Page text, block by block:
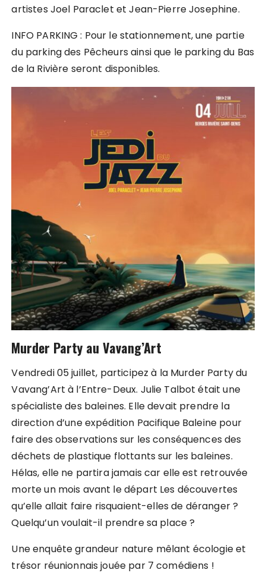
artistes Joel Paraclet et Jean-Pierre Josephine.
INFO PARKING : Pour le stationnement, une partie
du parking des Pêcheurs ainsi que le parking du Bas
de la Rivière seront disponibles.
Murder Party au Vavang’Art
Vendredi 05 juillet, participez à la Murder Party du
Vavang’Art à l’Entre-Deux. Julie Talbot était une
spécialiste des baleines. Elle devait prendre la
direction d’une expédition Pacifique Baleine pour
faire des observations sur les conséquences des
déchets de plastique flottants sur les baleines.
Hélas, elle ne partira jamais car elle est retrouvée
morte un mois avant le départ Les découvertes
qu’elle allait faire risquaient-elles de déranger ?
Quelqu’un voulait-il prendre sa place ?
Une enquête grandeur nature mêlant écologie et
trésor réunionnais jouée par 7 comédiens !